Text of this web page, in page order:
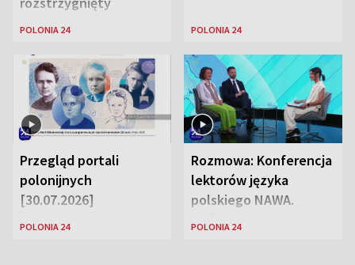
POLONIA 24 POLONIA 24
Przegląd portali
polonijnych
[30.07.2026]
POLONIA 24
Rozmowa: Konferencja
lektorów języka
polskiego NAWA.
Goście: dr Wojciech
POLONIA 24